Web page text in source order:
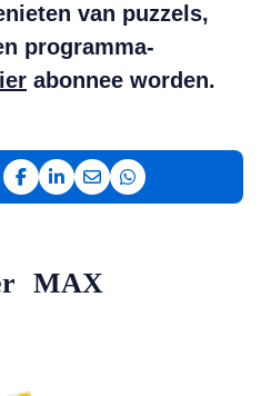
van puzzels,
programma-
abonnee worden.
Deel op Facebook
Deel op LinkedIn
Deel via e-mail
Deel via
MAX